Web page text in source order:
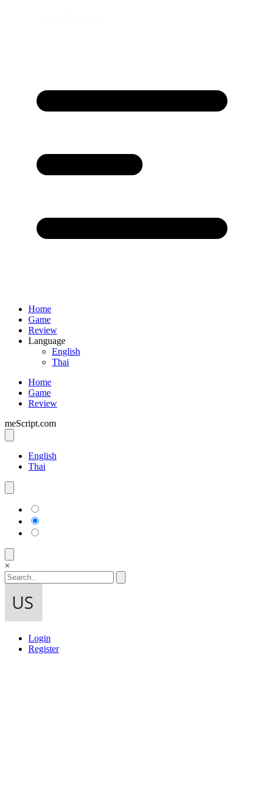
Home
Game
Review
Language
English
Thai
Home
Game
Review
meScript.com
English
Thai
×
Login
Register